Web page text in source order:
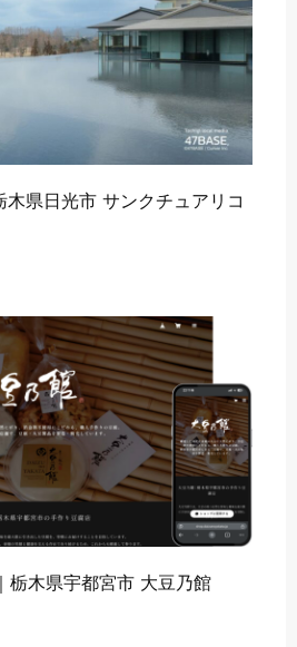
木県日光市 サンクチュアリコ
栃木県宇都宮市 大豆乃館